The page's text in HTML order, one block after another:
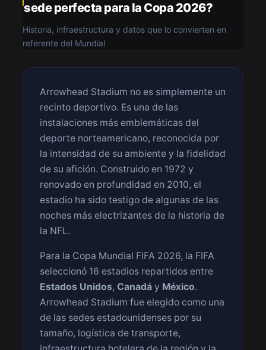
sede perfecta para la Copa 2026?
Historia, infraestructura y datos que lo convierten en
referente del Mundial
Arrowhead Stadium no es simplemente un
recinto deportivo. Es una de las
instalaciones más emblemáticas del
deporte norteamericano, reconocida por
la intensidad de su ambiente y la fidelidad
de su afición. Construido en 1972 y
renovado en profundidad en 2010, el
estadio ha sido testigo de algunas de las
noches más electrizantes de la historia de
la NFL.
Para la Copa Mundial FIFA 2026, la FIFA
seleccionó 16 estadios repartidos entre
Estados Unidos, Canadá y México.
Arrowhead Stadium fue elegido como una
de las sedes estadounidenses por su
tamaño, logística de transporte,